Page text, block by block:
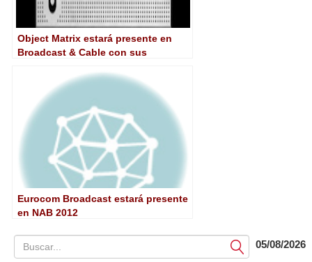
Object Matrix estará presente en
Broadcast & Cable con sus
Eurocom Broadcast estará presente
en NAB 2012
Submit05/08/2026